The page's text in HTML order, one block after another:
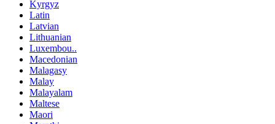
Kyrgyz
Latin
Latvian
Lithuanian
Luxembou..
Macedonian
Malagasy
Malay
Malayalam
Maltese
Maori